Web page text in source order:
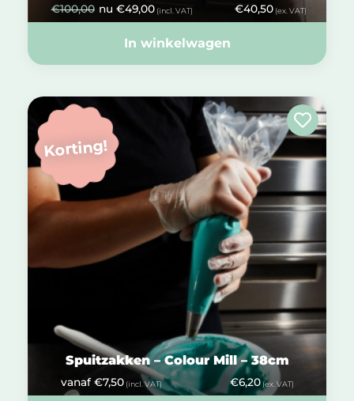
€100,00 nu €49,00(incl. VAT) €40,50 (ex. VAT)
In winkelwagen
Korting!
Spuitzakken – Colour Mill – 38cm
vanaf €7,50 (incl. VAT) €6,20 (ex. VAT)